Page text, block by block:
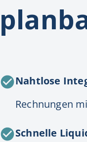
Nahtlose
Rechnungen
Schnelle